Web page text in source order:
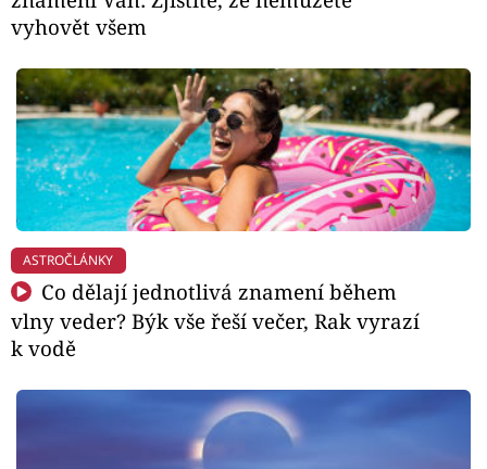
vyhovět všem
ASTROČLÁNKY
Co dělají jednotlivá znamení během
vlny veder? Býk vše řeší večer, Rak vyrazí
k vodě